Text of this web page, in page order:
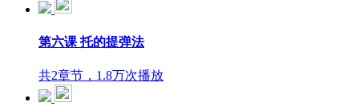
第六课 托的提弹法
共2章节，1.8万次播放